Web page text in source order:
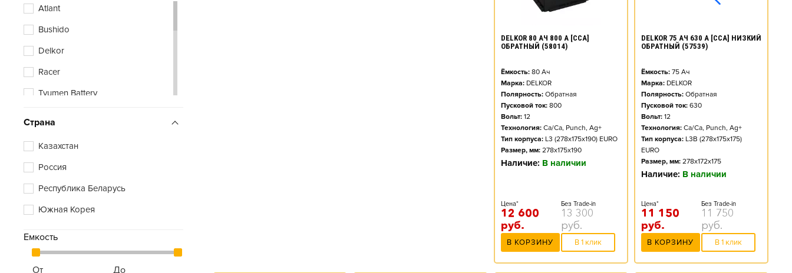
Atlant
Bushido
Delkor
Racer
Tyumen Battery
Страна
Казахстан
Россия
Республика Беларусь
Южная Корея
Емкость
От До
DELKOR 80 АЧ 800 А [CCA]
ОБРАТНЫЙ (58014)
Ёмкость: 80Ач
Марка: DELKOR
Полярность: Обратная
Пусковой ток: 800
Вольт: 12
Технология: Ca/Ca, Punch, Ag+
Тип корпуса: L3 (278x175x190) EURO
Размер, мм: 278x175x190
Наличие: В наличии
Цена*
12 600
руб.
Без Trade-in
13 300
руб.
В КОРЗИНУ В 1 клик
DELKOR 75 АЧ 630 А [CCA] НИЗКИЙ
ОБРАТНЫЙ (57539)
Ёмкость: 75Ач
Марка: DELKOR
Полярность: Обратная
Пусковой ток: 630
Вольт: 12
Технология: Ca/Ca, Punch, Ag+
Тип корпуса: L3B (278x175x175)
EURO
Размер, мм: 278x172x175
Наличие: В наличии
Цена*
11 150
руб.
Без Trade-in
11 750
руб.
В КОРЗИНУ В 1 клик